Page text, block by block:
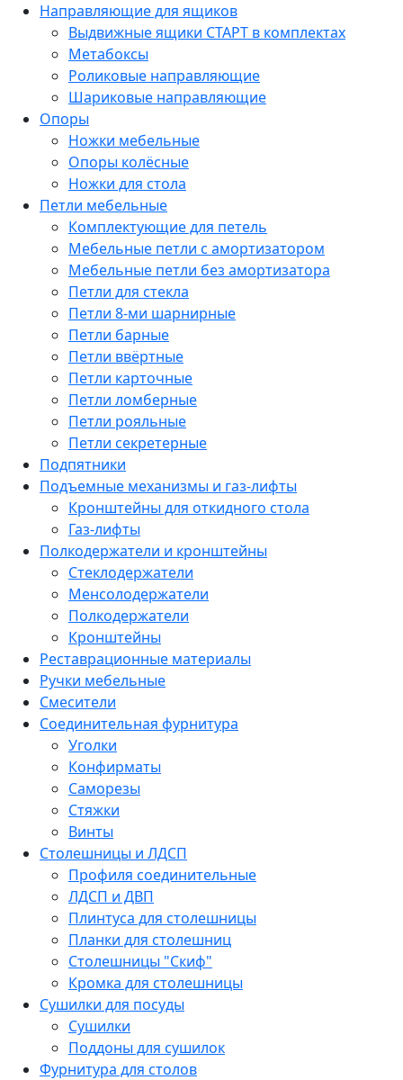
Направляющие для ящиков
Выдвижные ящики СТАРТ в комплектах
Метабоксы
Роликовые направляющие
Шариковые направляющие
Опоры
Ножки мебельные
Опоры колёсные
Ножки для стола
Петли мебельные
Комплектующие для петель
Мебельные петли с амортизатором
Мебельные петли без амортизатора
Петли для стекла
Петли 8-ми шарнирные
Петли барные
Петли ввёртные
Петли карточные
Петли ломберные
Петли рояльные
Петли секретерные
Подпятники
Подъемные механизмы и газ-лифты
Кронштейны для откидного стола
Газ-лифты
Полкодержатели и кронштейны
Стеклодержатели
Менсолодержатели
Полкодержатели
Кронштейны
Реставрационные материалы
Ручки мебельные
Смесители
Соединительная фурнитура
Уголки
Конфирматы
Саморезы
Стяжки
Винты
Столешницы и ЛДСП
Профиля соединительные
ЛДСП и ДВП
Плинтуса для столешницы
Планки для столешниц
Столешницы "Скиф"
Кромка для столешницы
Сушилки для посуды
Сушилки
Поддоны для сушилок
Фурнитура для столов